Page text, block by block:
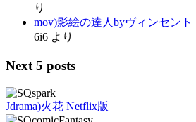
り
mov)影絵の達人byヴィンセント
6i6 より
Next 5 posts
Jdrama)火花 Netflix版